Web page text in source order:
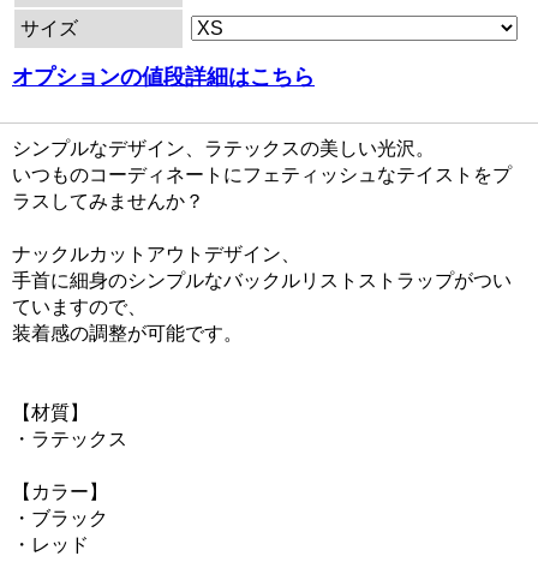
サイズ
オプションの値段詳細はこちら
シンプルなデザイン、ラテックスの美しい光沢。
いつものコーディネートにフェティッシュなテイストをプ
ラスしてみませんか？
ナックルカットアウトデザイン、
手首に細身のシンプルなバックルリストストラップがつい
ていますので、
装着感の調整が可能です。
【材質】
・ラテックス
【カラー】
・ブラック
・レッド